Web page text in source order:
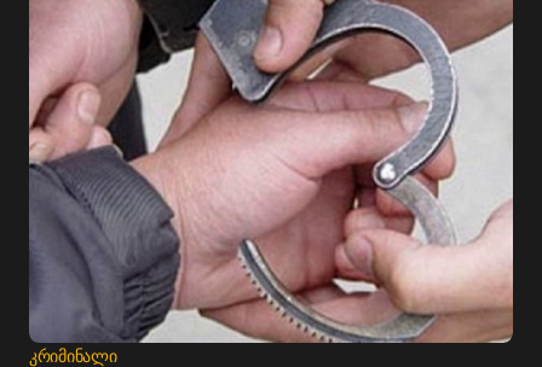
ᲙᲠᲘᲛᲘᲜᲐᲚᲘ